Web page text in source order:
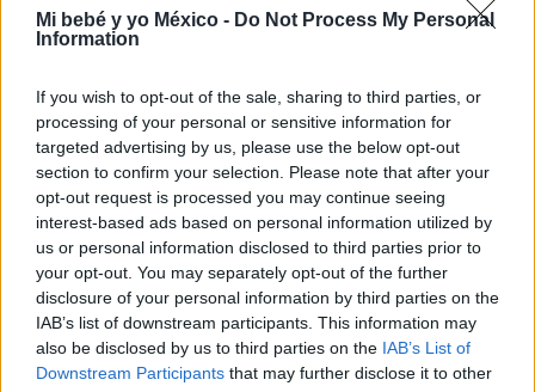
Mi bebé y yo México - Do Not Process My Personal
Information
If you wish to opt-out of the sale, sharing to third parties, or
processing of your personal or sensitive information for
targeted advertising by us, please use the below opt-out
section to confirm your selection. Please note that after your
opt-out request is processed you may continue seeing
interest-based ads based on personal information utilized by
us or personal information disclosed to third parties prior to
your opt-out. You may separately opt-out of the further
disclosure of your personal information by third parties on the
IAB’s list of downstream participants. This information may
also be disclosed by us to third parties on the IAB’s List of
Downstream Participants that may further disclose it to other
Cenas saludables para niños: 25 recetas fáciles,
sanas y nutritivas
LEER